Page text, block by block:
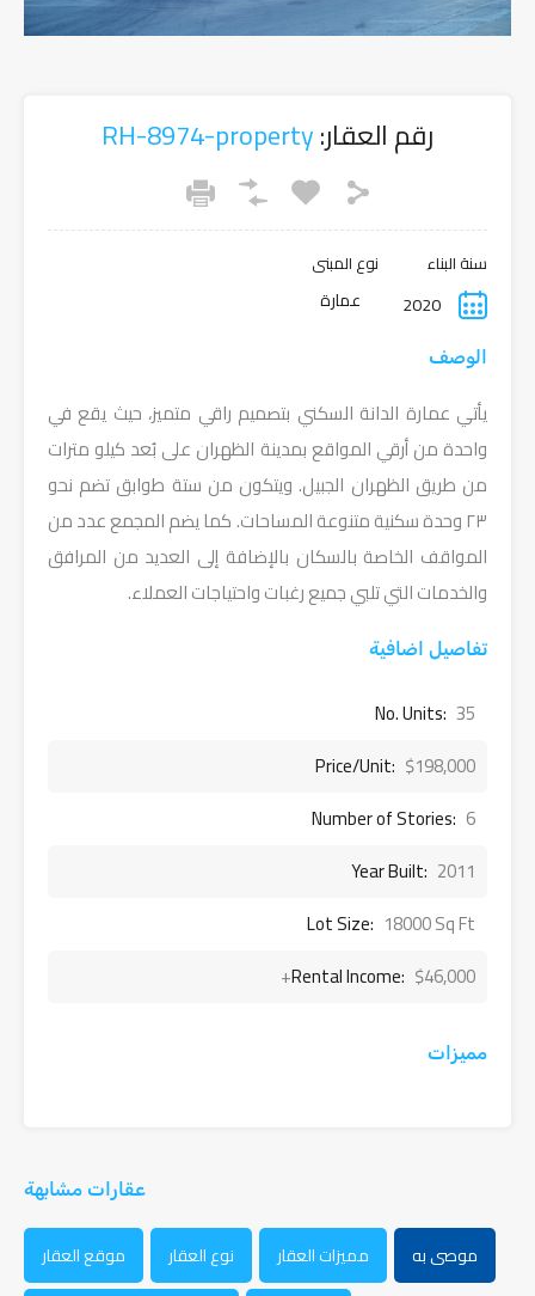
رقم العقار:
سنة البناء
2020
نوع المبنى
عمارة
الوصف
يأتي عمارة الدانة السكني بتصميم راقي متميز، حيث يقع في
واحدة من أرقي المواقع بمدينة الظهران على بُعد كيلو مترات
من طريق الظهران الجبيل. ويتكون من ستة طوابق تضم نحو
٢٣ وحدة سكنية متنوعة المساحات. كما يضم المجمع عدد من
المواقف الخاصة بالسكان بالإضافة إلى العديد من المرافق
والخدمات التي تلبي جميع رغبات واحتياجات العملاء.
تفاصيل اضافية
No. Units: 35
Price/Unit: $198,000
Number of Stories: 6
Year Built: 2011
Lot Size: 18000 Sq Ft
Rental Income: $46,000+
مميزات
عقارات مشابهة
موصى به مميزات العقار نوع العقار موقع العقار